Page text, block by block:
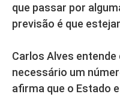
que passar por
previsão é que
Carlos Alves entende
necessário um
afirma que o Estado